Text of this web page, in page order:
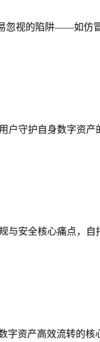
忽视的陷阱——如仿
守护自身数字资
安全核心痛点，
字资产高效流转的